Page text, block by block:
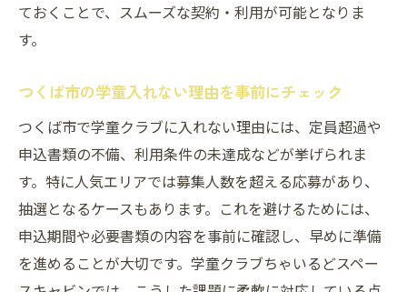
ておくことで、スムーズな契約・利用が可能となりま
す。
つくば市の学童入れない理由を事前にチェック
つくば市で学童クラブに入れない理由には、定員超過や
申込書類の不備、利用条件の未達成などが挙げられま
す。特に人気エリアでは募集人数を超える応募があり、
抽選となるケースもあります。これを避けるためには、
申込期間や必要書類の内容を事前に確認し、早めに準備
を進めることが大切です。学童クラブちゃいるどスペー